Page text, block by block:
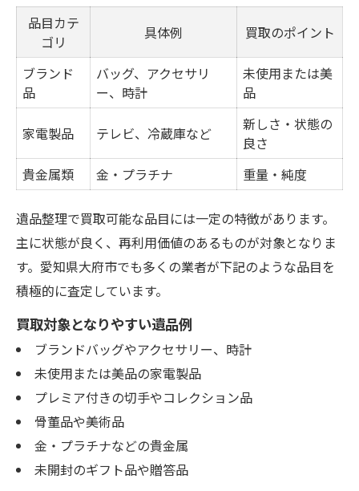
品目カテ
ゴリ
具体例 買取のポイント
ブランド
品
バッグ、アクセサリ
ー、時計
未使用または美
品
家電製品 テレビ、冷蔵庫など
新しさ・状態の
良さ
貴金属類
金・プラチナ 重量・純度
遺品整理で買取可能な品目には一定の特徴があります。
主に状態が良く、再利用価値のあるものが対象となりま
す。愛知県大府市でも多くの業者が下記のような品目を
積極的に査定しています。
買取対象となりやすい遺品例
ブランドバッグやアクセサリー、時計
未使用または美品の家電製品
プレミア付きの切手やコレクション品
骨董品や美術品
金・プラチナなどの貴金属
未開封のギフト品や贈答品